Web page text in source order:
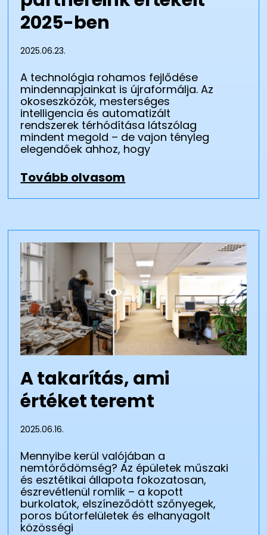
2025-ben
2025.06.23.
A technológia rohamos fejlődése
mindennapjainkat is újraformálja. Az
okoseszközök, mesterséges
intelligencia és automatizált
rendszerek térhódítása látszólag
mindent megold – de vajon tényleg
elegendőek ahhoz, hogy
Tovább olvasom
A takarítás, ami
értéket teremt
2025.06.16.
Mennyibe kerül valójában a
nemtörődömség? Az épületek műszaki
és esztétikai állapota fokozatosan,
észrevétlenül romlik – a kopott
burkolatok, elszíneződött szőnyegek,
poros bútorfelületek és elhanyagolt
közösségi